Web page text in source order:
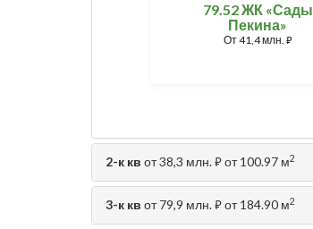
79.52 ЖК «Сады
Пекина»
От41,4 млн. ⃏
2-к кв от 38,3 млн.⃏от 100.97 м2
3-к кв от 79,9 млн.⃏от 184.90 м2